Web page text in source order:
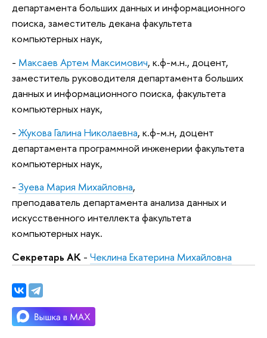
департамента больших данных и информационного
поиска, заместитель декана факультета
компьютерных наук,
- Максаев Артем Максимович, к.ф-м.н., доцент,
заместитель руководителя департамента больших
данных и информационного поиска, факультета
компьютерных наук,
-Жукова Галина Николаевна, к.ф-м.н, доцент
департамента программной инженерии факультета
компьютерных наук,
- Зуева Мария Михайловна,
преподаватель департамента анализа данных и
искусственного интеллекта факультета
компьютерных наук.
Секретарь АК - Чеклина Екатерина Михайловна